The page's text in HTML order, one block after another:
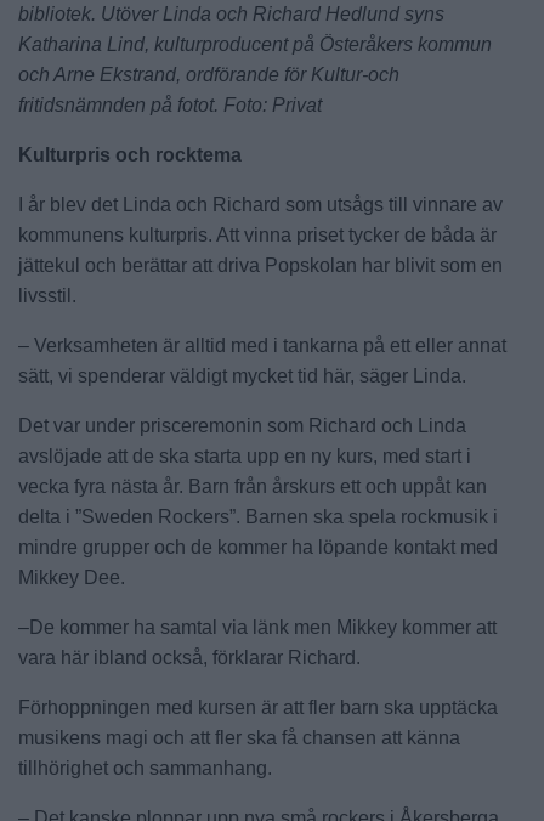
bibliotek. Utöver Linda och Richard Hedlund syns
Katharina Lind, kulturproducent på Österåkers kommun
och Arne Ekstrand, ordförande för Kultur-och
fritidsnämnden på fotot. Foto: Privat
Kulturpris och rocktema
I år blev det Linda och Richard som utsågs till vinnare av
kommunens kulturpris. Att vinna priset tycker de båda är
jättekul och berättar att driva Popskolan har blivit som en
livsstil.
– Verksamheten är alltid med i tankarna på ett eller annat
sätt, vi spenderar väldigt mycket tid här, säger Linda.
Det var under prisceremonin som Richard och Linda
avslöjade att de ska starta upp en ny kurs, med start i
vecka fyra nästa år. Barn från årskurs ett och uppåt kan
delta i ”Sweden Rockers”. Barnen ska spela rockmusik i
mindre grupper och de kommer ha löpande kontakt med
Mikkey Dee.
–De kommer ha samtal via länk men Mikkey kommer att
vara här ibland också, förklarar Richard.
Förhoppningen med kursen är att fler barn ska upptäcka
musikens magi och att fler ska få chansen att känna
tillhörighet och sammanhang.